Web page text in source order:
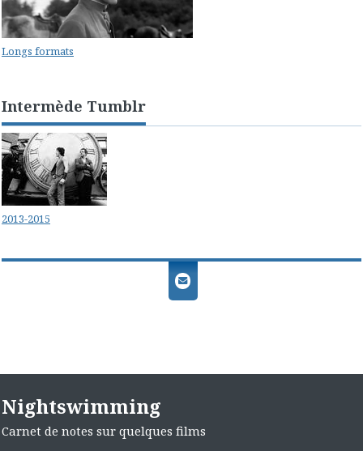
Longs formats
Intermède Tumblr
2013-2015
Nightswimming
Carnet de notes sur quelques films